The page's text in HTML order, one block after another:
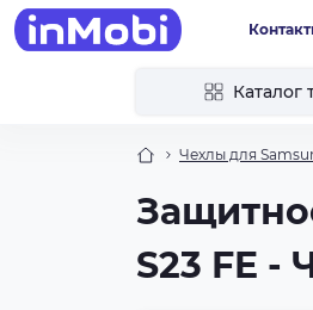
Каталог
Чехлы для
S23 FE -